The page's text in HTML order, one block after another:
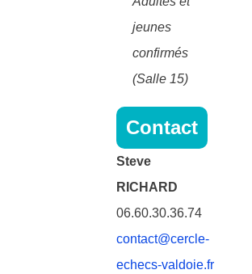
jeunes
confirmés
(Salle 15)
Contact
Steve
RICHARD
06.60.30.36.74
contact@cercle-
echecs-valdoie.fr